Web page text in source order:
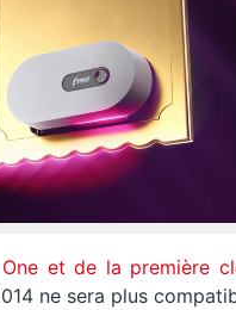
et de la première
ne sera plus